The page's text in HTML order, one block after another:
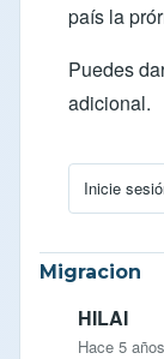
país la
Puedes
adicional.
Inicie
En
Migracion
HILAI
Hace 5